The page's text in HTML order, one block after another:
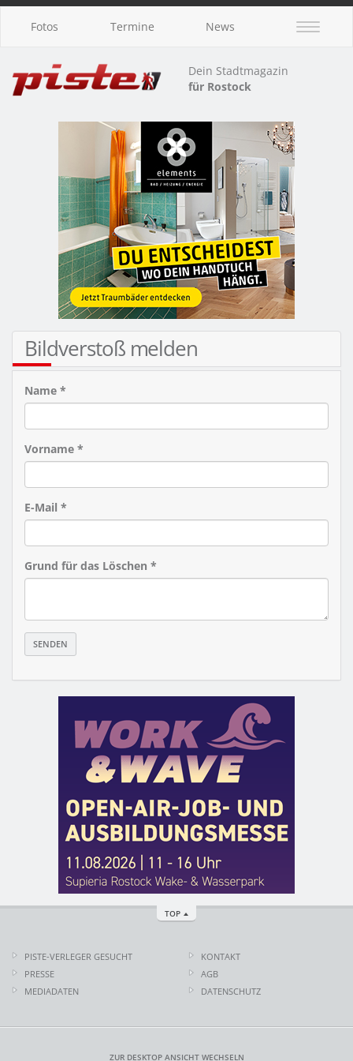
Fotos Termine News
Dein Stadtmagazin
für Rostock
Bildverstoß melden
Name *
Vorname *
E-Mail *
Grund für das Löschen *
TOP
PISTE-VERLEGER GESUCHT
PRESSE
MEDIADATEN
KONTAKT
AGB
DATENSCHUTZ
ZUR DESKTOP ANSICHT WECHSELN